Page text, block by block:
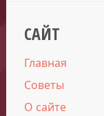
САЙТ
Главная
Советы
О сайте